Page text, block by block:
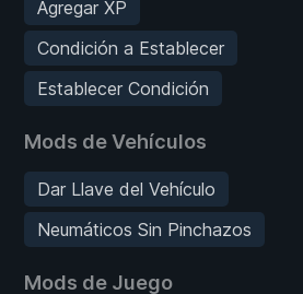
Agregar XP
Condición a Establecer
Establecer Condición
Mods de Vehículos
Dar Llave del Vehículo
Neumáticos Sin Pinchazos
Mods de Juego